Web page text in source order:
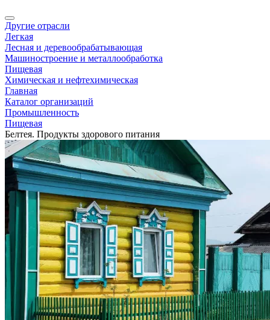
Другие отрасли
Легкая
Лесная и деревообрабатывающая
Машиностроение и металлообработка
Пищевая
Химическая и нефтехимическая
Главная
Каталог организаций
Промышленность
Пищевая
Белтея. Продукты здорового питания